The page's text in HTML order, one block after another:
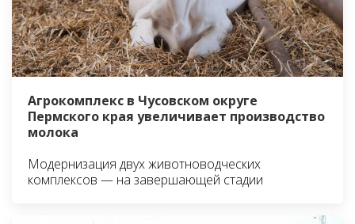
Агрокомплекс в Чусовском округе
Пермского края увеличивает производство
молока
Модернизация двух животноводческих
комплексов — на завершающей стадии